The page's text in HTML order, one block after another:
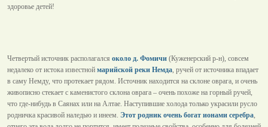
здоровье детей!
Четвертый источник располагался около д. Фомичи (Куженерский р-н), совсем
недалеко от истока известной марийской реки Немда, ручей от источника впадает
в саму Немду, что протекает рядом. Источник находится на склоне оврага, и очень
живописно стекает с каменистого склона оврага – очень похоже на горный ручей,
что где-нибудь в Саянах или на Алтае. Наступившие холода только украсили русло
родничка красивой наледью и инеем. Этот родник очень богат ионами серебра,